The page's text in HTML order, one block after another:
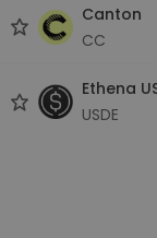
Canton
CC
Ethena
USDE